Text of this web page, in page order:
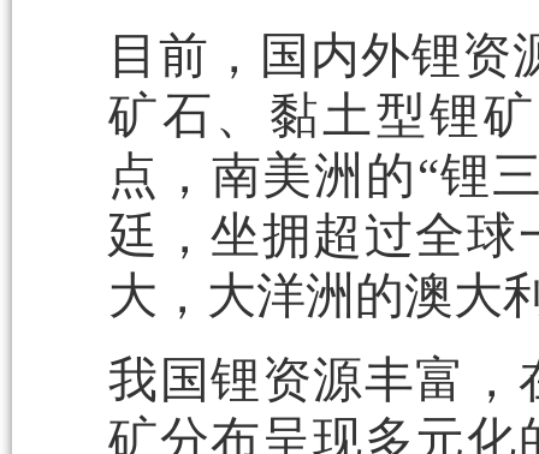
目前，国内外锂资
矿石、黏土型锂
点，南美洲的“锂
廷，坐拥超过全球
大，大洋洲的澳大
我国锂资源丰富，
矿分布呈现多元化